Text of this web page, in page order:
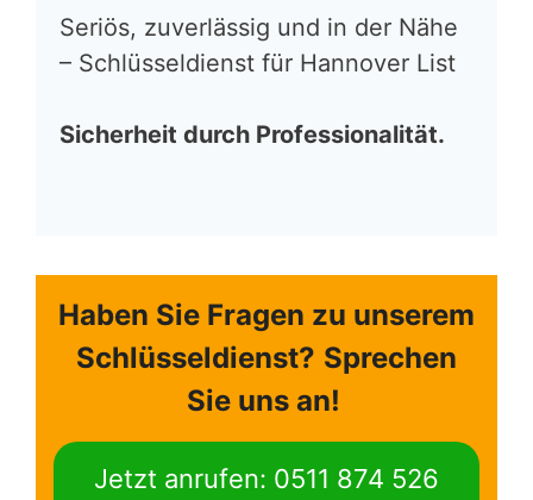
Seriös, zuverlässig und in der Nähe
– Schlüsseldienst für Hannover List
Sicherheit durch Professionalität.
Haben Sie Fragen zu unserem
Schlüsseldienst? Sprechen
Sie uns an!
Jetzt anrufen: 0511 874 526